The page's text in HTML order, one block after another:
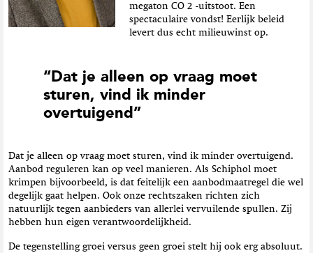
megaton CO 2 -uitstoot. Een
spectaculaire vondst! Eerlijk beleid
levert dus echt milieuwinst op.
“Dat je alleen op vraag moet
sturen, vind ik minder
overtuigend”
Dat je alleen op vraag moet sturen, vind ik minder overtuigend.
Aanbod reguleren kan op veel manieren. Als Schiphol moet
krimpen bijvoorbeeld, is dat feitelijk een aanbodmaatregel die wel
degelijk gaat helpen. Ook onze rechtszaken richten zich
natuurlijk tegen aanbieders van allerlei vervuilende spullen. Zij
hebben hun eigen verantwoordelijkheid.
De tegenstelling groei versus geen groei stelt hij ook erg absoluut.